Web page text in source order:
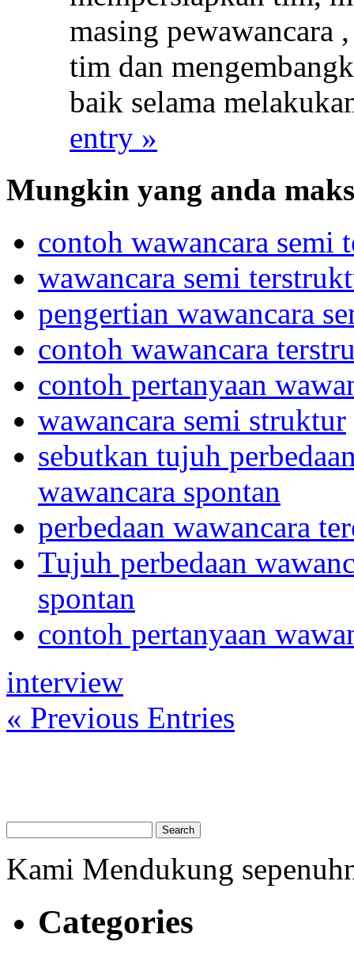
masing pewawancara
tim dan
baik selama
entry »
Mungkin yang anda
contoh wawancara semi
wawancara semi
pengertian wawancara
contoh wawancara
contoh pertanyaan
wawancara semi struktur
sebutkan tujuh
wawancara spontan
perbedaan wawancara
Tujuh perbedaan
spontan
contoh pertanyaan
interview
« Previous Entries
Kami Mendukung
Categories